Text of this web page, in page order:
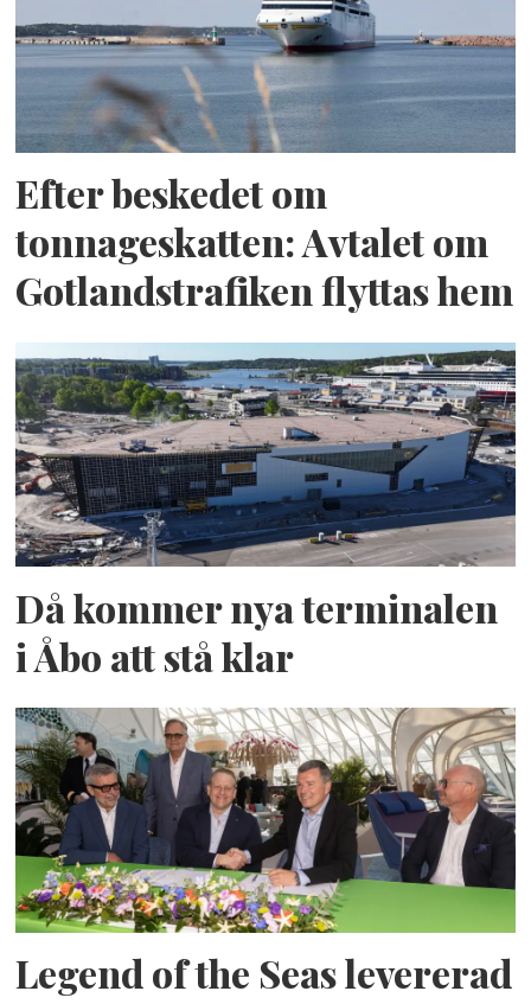
Efter beskedet om
tonnageskatten: Avtalet om
Gotlandstrafiken flyttas hem
Då kommer nya terminalen
i Åbo att stå klar
Legend of the Seas levererad